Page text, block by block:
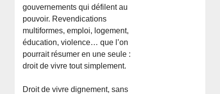
gouvernements qui défilent au
pouvoir. Revendications
multiformes, emploi, logement,
éducation, violence… que l’on
pourrait résumer en une seule :
droit de vivre tout simplement.
Droit de vivre dignement, sans